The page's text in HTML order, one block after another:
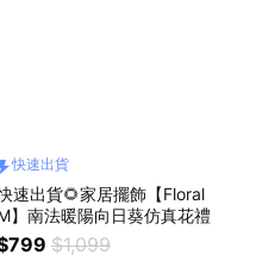
快速出貨
速出貨🌻家居擺飾【Floral
】南法暖陽向日葵仿真花禮
$1,099